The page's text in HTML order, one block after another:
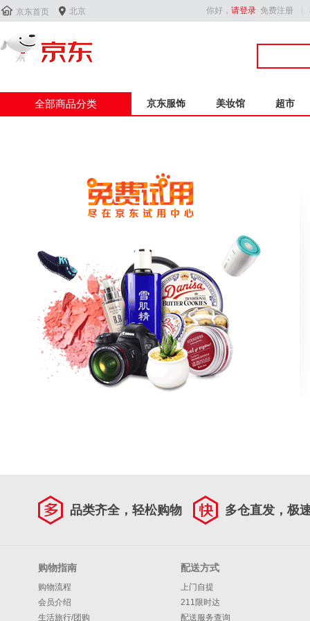
 京东首页  北京 你好， 请登录 免费注册
全部商品分类 京东服饰 美妆馆 超市
品类齐全，轻松购物 多仓直发，极
购物指南
购物流程
会员介绍
生活旅行/团购
配送方式
上门自提
211限时达
配送服务查询